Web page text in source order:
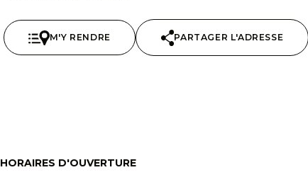
M'Y RENDRE PARTAGER L'ADRESSE
HORAIRES D'OUVERTURE